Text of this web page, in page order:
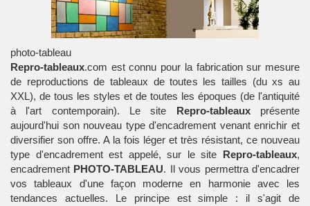
photo-tableau
Repro-tableaux.com est connu pour la fabrication sur mesure
de reproductions de tableaux de toutes les tailles (du xs au
XXL), de tous les styles et de toutes les époques (de l'antiquité
à l'art contemporain). Le site Repro-tableauxprésente
aujourd'hui son nouveau type d'encadrement venant enrichir et
diversifier son offre. A la fois léger et très résistant, ce nouveau
type d'encadrement est appelé, sur le site Repro-tableaux,
encadrement PHOTO-TABLEAU. Il vous permettra d'encadrer
vos tableaux d'une façon moderne en harmonie avec les
tendances actuelles. Le principe est simple : il s'agit de